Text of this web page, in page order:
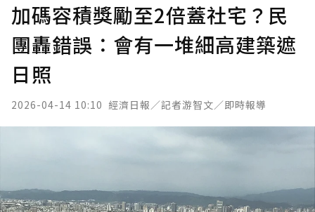
加碼容積獎勵至2倍蓋社宅？民
團轟錯誤：會有一堆細高建築遮
日照
2026-04-14 10:10 經濟日報／記者游智文／即時報導